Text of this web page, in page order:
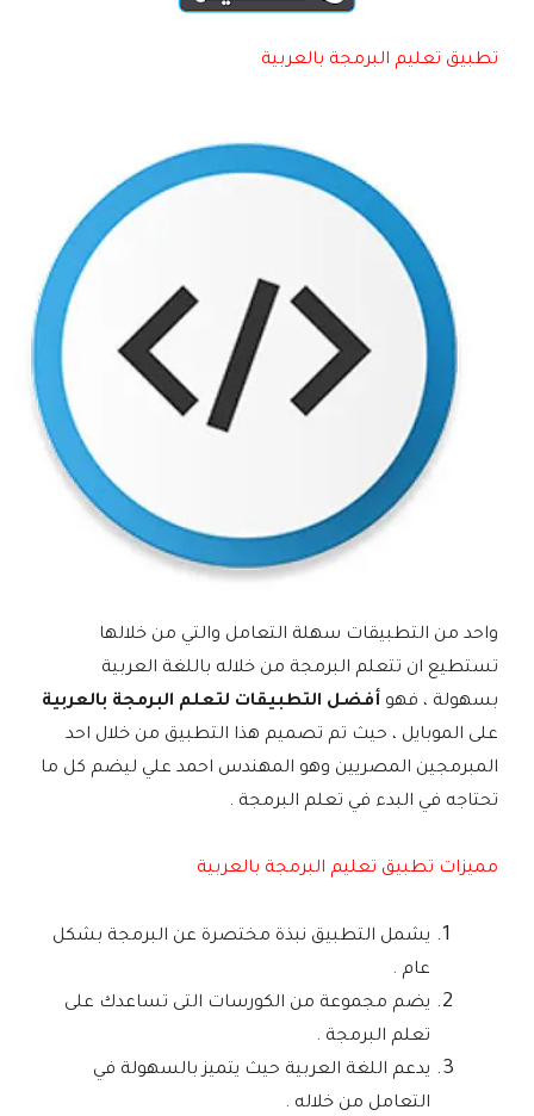
تطبيق تعليم البرمجة بالعربية
واحد من التطبيقات سهلة التعامل والتي من خلالها
تستطيع ان تتعلم البرمجة من خلاله باللغة العربية
بسهولة ، فهوأفضل التطبيقات لتعلم البرمجة بالعربية
على الموبايل ، حيث تم تصميم هذا التطبيق من خلال احد
المبرمجين المصريين وهو المهندس احمد علي ليضم كل ما
تحتاجه في البدء في تعلم البرمجة .
مميزات تطبيق تعليم البرمجة بالعربية
يشمل التطبيق نبذة مختصرة عن البرمجة بشكل
عام .
يضم مجموعة من الكورسات التى تساعدك على
تعلم البرمجة .
يدعم اللغة العربية حيث يتميز بالسهولة في
التعامل من خلاله .